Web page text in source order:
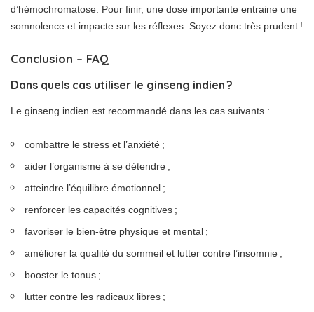
d’hémochromatose. Pour finir, une dose importante entraine une
somnolence et impacte sur les réflexes. Soyez donc très prudent !
Conclusion – FAQ
Dans quels cas utiliser le ginseng indien ?
Le ginseng indien est recommandé dans les cas suivants :
combattre le stress et l’anxiété ;
aider l’organisme à se détendre ;
atteindre l’équilibre émotionnel ;
renforcer les capacités cognitives ;
favoriser le bien-être physique et mental ;
améliorer la qualité du sommeil et lutter contre l’insomnie ;
booster le tonus ;
lutter contre les radicaux libres ;